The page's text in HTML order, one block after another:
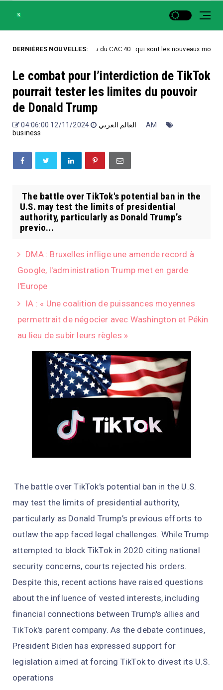
DERNIÈRES NOUVELLES:
Uncategorized Record du CAC 40 : qui sont les nouveaux moteurs de la
Le combat pour l’interdiction de TikTok
pourrait tester les limites du pouvoir
de Donald Trump
العالم العربي
12/11/2024 04:06:00 AM
business
The battle over TikTok's potential ban in the
U.S. may test the limits of presidential
authority, particularly as Donald Trump’s
previo...
DMA : Bruxelles inflige une amende record à
Google, l'administration Trump met en garde
l'Europe
IA : « Une coalition de puissances moyennes
permettrait de négocier avec Washington et Pékin
au lieu de subir leurs règles »
The battle over TikTok's potential ban in the U.S.
may test the limits of presidential authority,
particularly as Donald Trump’s previous efforts to
outlaw the app faced legal challenges. While Trump
attempted to block TikTok in 2020 citing national
security concerns, courts rejected his orders.
Despite this, recent actions have raised questions
about the influence of vested interests, including
financial connections between Trump's allies and
TikTok's parent company. As the debate continues,
President Biden has expressed support for
legislation aimed at forcing TikTok to divest its U.S.
operations